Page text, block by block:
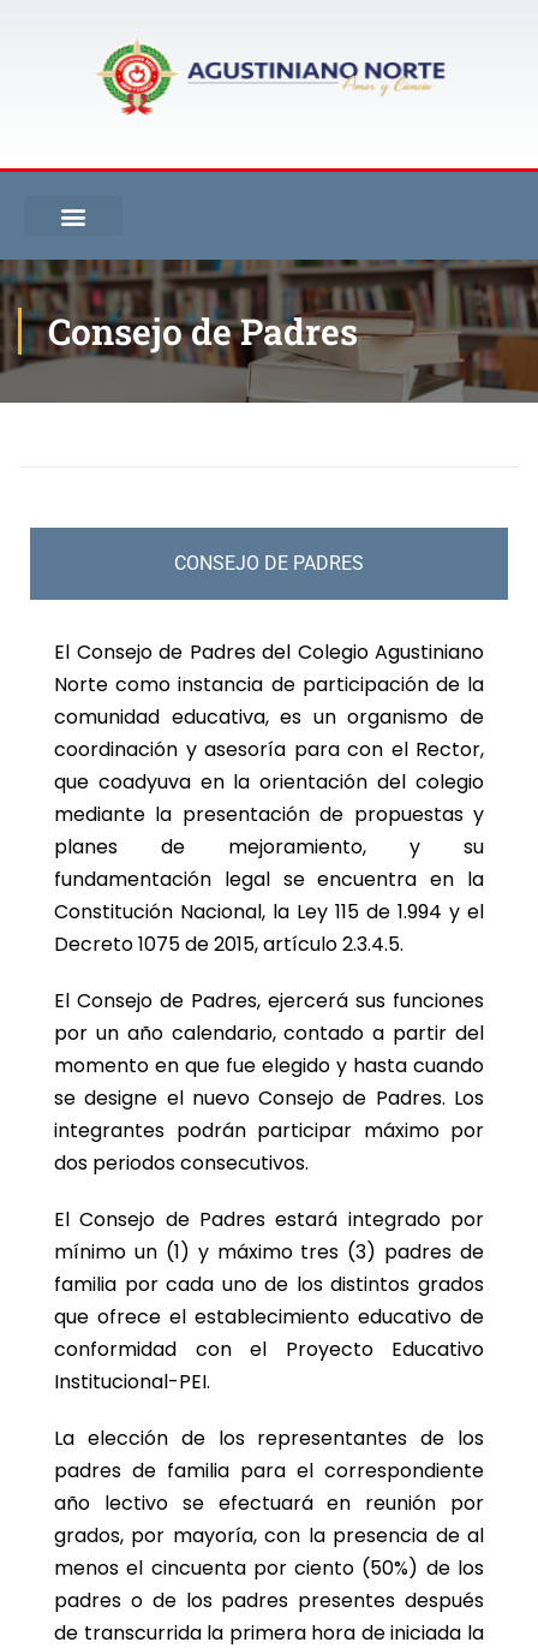
Consejo de Padres
CONSEJO DE PADRES
El Consejo de Padres del Colegio Agustiniano
Norte como instancia de participación de la
comunidad educativa, es un organismo de
coordinación y asesoría para con el Rector,
que coadyuva en la orientación del colegio
mediante la presentación de propuestas y
planes de mejoramiento, y su
fundamentación legal se encuentra en la
Constitución Nacional, la Ley 115 de 1.994 y el
Decreto 1075 de 2015, artículo 2.3.4.5.
El Consejo de Padres, ejercerá sus funciones
por un año calendario, contado a partir del
momento en que fue elegido y hasta cuando
se designe el nuevo Consejo de Padres. Los
integrantes podrán participar máximo por
dos periodos consecutivos.
El Consejo de Padres estará integrado por
mínimo un (1) y máximo tres (3) padres de
familia por cada uno de los distintos grados
que ofrece el establecimiento educativo de
conformidad con el Proyecto Educativo
Institucional-PEI.
La elección de los representantes de los
padres de familia para el correspondiente
año lectivo se efectuará en reunión por
grados, por mayoría, con la presencia de al
menos el cincuenta por ciento (50%) de los
padres o de los padres presentes después
de transcurrida la primera hora de iniciada la